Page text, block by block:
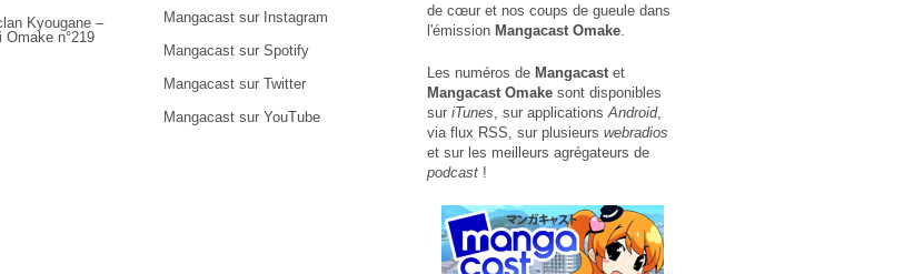
Kyougane –
Omake n°219
Mangacast sur Instagram
Mangacast sur Spotify
Mangacast sur Twitter
Mangacast sur YouTube
de cœur et nos coups de gueule dans
l'émission Mangacast Omake.
Les numéros de Mangacastet
Mangacast Omake sont disponibles
sur iTunes, sur applicationsAndroid,
via flux RSS, sur plusieurs webradios
et sur les meilleurs agrégateurs de
podcast !